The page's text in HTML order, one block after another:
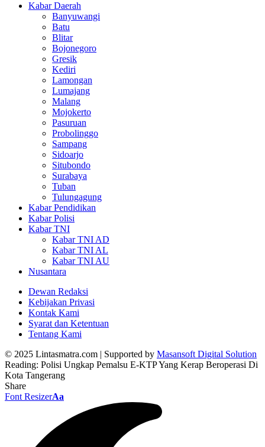
Kabar Daerah
Banyuwangi
Batu
Blitar
Bojonegoro
Gresik
Kediri
Lamongan
Lumajang
Malang
Mojokerto
Pasuruan
Probolinggo
Sampang
Sidoarjo
Situbondo
Surabaya
Tuban
Tulungagung
Kabar Pendidikan
Kabar Polisi
Kabar TNI
Kabar TNI AD
Kabar TNI AL
Kabar TNI AU
Nusantara
Dewan Redaksi
Kebijakan Privasi
Kontak Kami
Syarat dan Ketentuan
Tentang Kami
© 2025 Lintasmatra.com | Supported by Masansoft Digital Solution
Reading: Polisi Ungkap Pemalsu E-KTP Yang Kerap Beroperasi Di
Kota Tangerang
Share
Font ResizerAa